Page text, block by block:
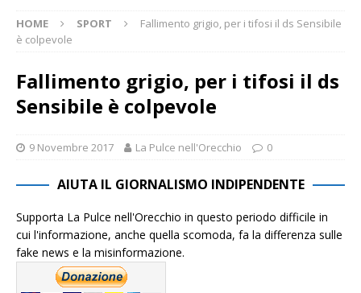
HOME SPORT
Fallimento grigio, per i tifosi il ds Sensibile
è colpevole
Fallimento grigio, per i tifosi il ds
Sensibile è colpevole
9 Novembre 2017 La Pulce nell'Orecchio 0
AIUTA IL GIORNALISMO INDIPENDENTE
Supporta La Pulce nell'Orecchio in questo periodo difficile in
cui l'informazione, anche quella scomoda, fa la differenza sulle
fake news e la misinformazione.